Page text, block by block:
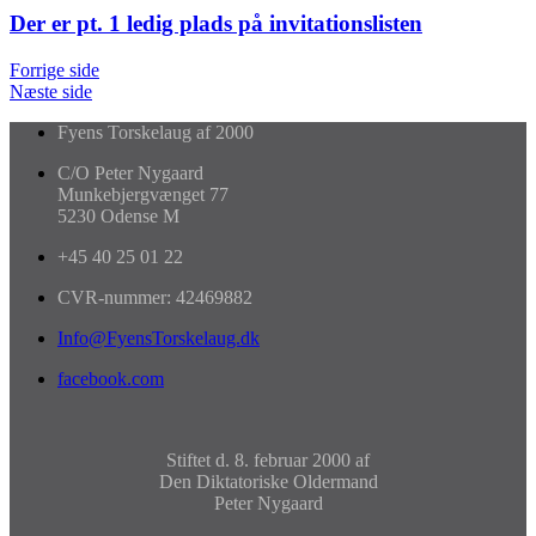
Der er pt. 1 ledig plads på invitationslisten
Forrige side
Næste side
Fyens Torskelaug af 2000
C/O Peter Nygaard
Munkebjergvænget 77
5230 Odense M
+45 40 25 01 22
CVR-nummer: 42469882
Info@FyensTorskelaug.dk
facebook.com
Stiftet d. 8. februar 2000 af
Den Diktatoriske Oldermand
Peter Nygaard